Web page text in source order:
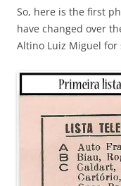
So, here is the first
have changed over
Altino Luiz Miguel